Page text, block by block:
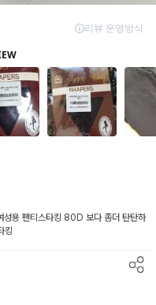
성용 팬티스타킹 80D 보다 좀더 탄탄하
킹